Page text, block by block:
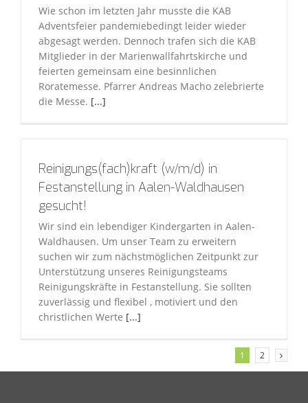
Wie schon im letzten Jahr musste die KAB
Adventsfeier pandemiebedingt leider wieder
abgesagt werden. Dennoch trafen sich die KAB
Mitglieder in der Marienwallfahrtskirche und
feierten gemeinsam eine besinnlichen
Roratemesse. Pfarrer Andreas Macho zelebrierte
die Messe. [...]
Reinigungs(fach)kraft (w/m/d) in
Festanstellung in Aalen-Waldhausen
gesucht!
Wir sind ein lebendiger Kindergarten in Aalen-
Waldhausen. Um unser Team zu erweitern
suchen wir zum nächstmöglichen Zeitpunkt zur
Unterstützung unseres Reinigungsteams
Reinigungskräfte in Festanstellung. Sie sollten
zuverlässig und flexibel , motiviert und den
christlichen Werte [...]
1 2